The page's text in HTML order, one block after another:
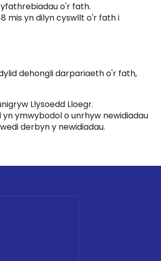
o'r fath.
mis yn dilyn cyswllt o'r fath i
dehongli darpariaeth o'r fath,
Llysoedd Lloegr.
ymwybodol o unrhyw newidiadau
derbyn y newidiadau.